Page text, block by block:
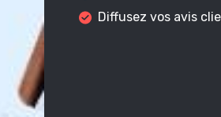
Diffusez vos avis